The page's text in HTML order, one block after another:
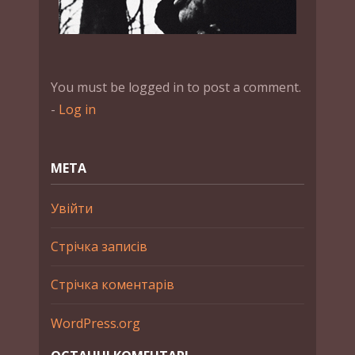
You must be logged in to post a comment.
- Log in
МЕТА
Увійти
Стрічка записів
Стрічка коментарів
WordPress.org